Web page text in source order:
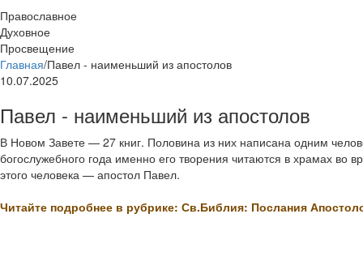
Православное
Духовное
Просвещение
Главная/Павел - наименьший из апостолов
10.07.2025
Павел - наименьший из апостолов
В Новом Завете — 27 книг. Половина из них написана одним
богослужебного года именно его творения читаются в храмах во
этого человека — апостол Павел.
Читайте подробнее в рубрике: Св.Библия: Послания